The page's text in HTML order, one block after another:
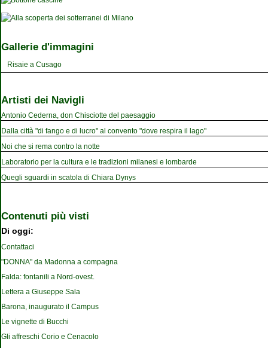
Gallerie d'immagini
Risaie a Cusago
Artisti dei Navigli
Antonio Cederna, don Chisciotte del paesaggio
Dalla città "di fango e di lucro" al convento "dove respira il lago"
Noi che si rema contro la notte
Laboratorio per la cultura e le tradizioni milanesi e lombarde
Quegli sguardi in scatola di Chiara Dynys
Contenuti più visti
Di oggi:
Contattaci
"DONNA" da Madonna a compagna
Falda: fontanili a Nord-ovest.
Lettera a Giuseppe Sala
Barona, inaugurato il Campus
Le vignette di Bucchi
Gli affreschi Corio e Cenacolo